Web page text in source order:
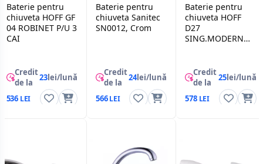
Baterie pentru
chiuveta HOFF GF
04 ROBINET P/U 3
CAI
Credit
de la
23lei/lună
536
Baterie pentru
chiuveta Sanitec
SN0012, Crom
Credit
de la
24lei/lună
566
Baterie pentru
chiuveta HOFF
D27
SING.MODERN
Credit
de la
25lei/lună
578